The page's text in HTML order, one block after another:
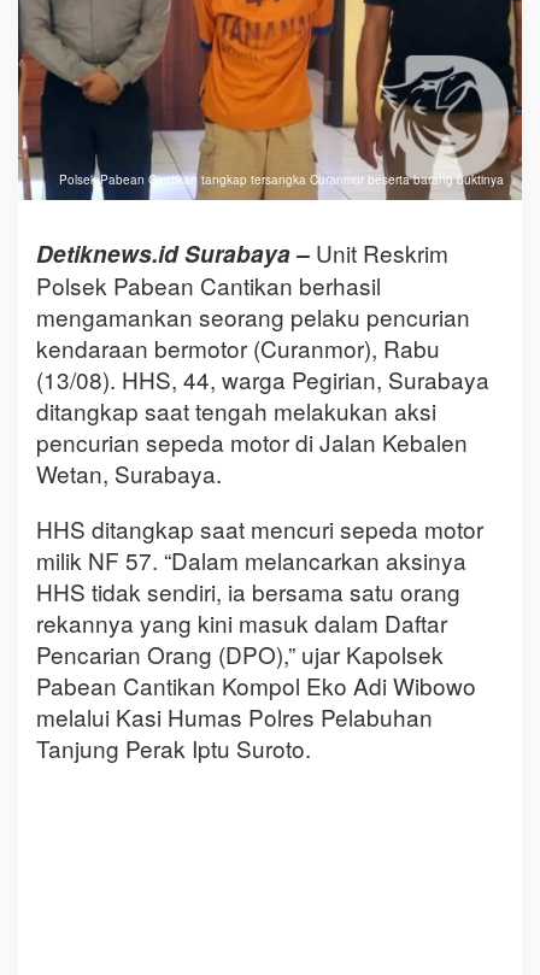
Polsek Pabean Cantikan tangkap tersangka Curanmor beserta barang buktinya
Detiknews.id Surabaya – Unit Reskrim
Polsek Pabean Cantikan berhasil
mengamankan seorang pelaku pencurian
kendaraan bermotor (Curanmor), Rabu
(13/08). HHS, 44, warga Pegirian, Surabaya
ditangkap saat tengah melakukan aksi
pencurian sepeda motor di Jalan Kebalen
Wetan, Surabaya.
HHS ditangkap saat mencuri sepeda motor
milik NF 57. “Dalam melancarkan aksinya
HHS tidak sendiri, ia bersama satu orang
rekannya yang kini masuk dalam Daftar
Pencarian Orang (DPO),” ujar Kapolsek
Pabean Cantikan Kompol Eko Adi Wibowo
melalui Kasi Humas Polres Pelabuhan
Tanjung Perak Iptu Suroto.